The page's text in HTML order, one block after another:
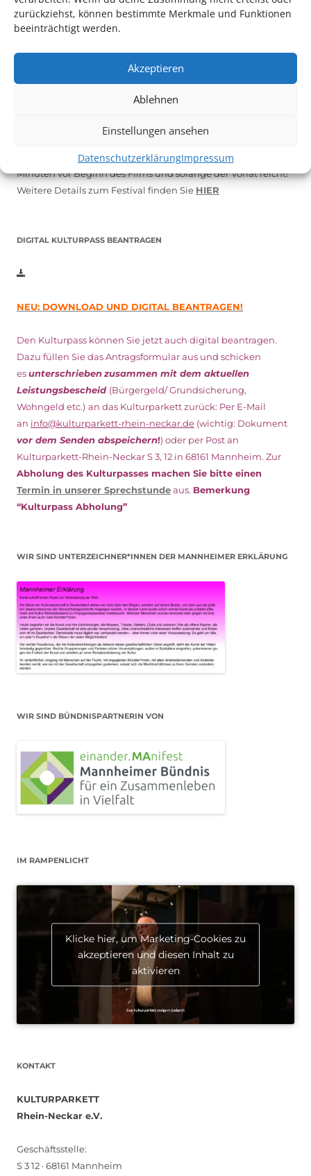
zurückziehst, können bestimmte Merkmale und Funktionen
beeinträchtigt werden.
Akzeptieren
Ablehnen
Einstellungen ansehen
DatenschutzerklärungImpressum
Auch dieses Jahr findet wieder dasFestival des deutschen
Vom 19. August bist zum 9. September
Inhaber*innen freien Eintrittzu den Vorstellungen – 30
Minuten vor Beginn des Films und solange der Vorrat reicht!
Weitere Details zum Festival finden Sie HIER
DIGITAL KULTURPASS BEANTRAGEN
NEU: DOWNLOAD UND DIGITAL BEANTRAGEN!
Den Kulturpass können Sie jetzt auch digital beantragen.
Dazu füllen Sie das Antragsformular aus und schicken
esunterschriebenzusammen mit dem aktuellen
Leistungsbescheid (Bürgergeld/ Grundsicherung,
Wohngeld etc.) an das Kulturparkett zurück: Per E-Mail
an info@kulturparkett-rhein-neckar.de (wichtig: Dokument
vor dem Senden abspeichern!) oder per Post an
Kulturparkett-Rhein-Neckar S 3, 12 in 68161 Mannheim. Zur
Abholung des Kulturpasses machen Sie bitte einen
Termin in unserer Sprechstundeaus. Bemerkung
“Kulturpass Abholung”
WIR SIND UNTERZEICHNER*INNEN DER MANNHEIMER ERKLÄRUNG
WIR SIND BÜNDNISPARTNERIN VON
IM RAMPENLICHT
Klicke hier, um Marketing-Cookies zu
akzeptieren und diesen Inhalt zu
aktivieren
KONTAKT
KULTURPARKETT
Rhein-Neckar e.V.
Geschäftsstelle:
S 3 12 · 68161 Mannheim